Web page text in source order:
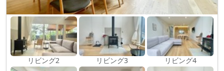
リビング2 リビング3 リビング4